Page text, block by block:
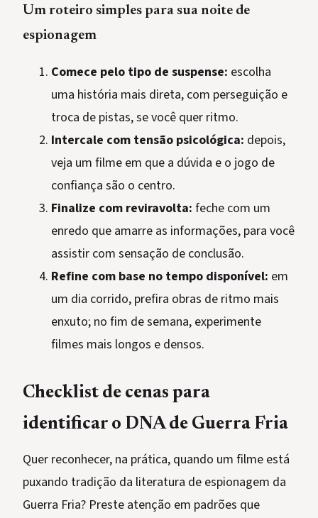
Um roteiro simples para sua noite de
espionagem
Comece pelo tipo de suspense: escolha
uma história mais direta, com perseguição e
troca de pistas, se você quer ritmo.
Intercale com tensão psicológica: depois,
veja um filme em que a dúvida e o jogo de
confiança são o centro.
Finalize com reviravolta: feche com um
enredo que amarre as informações, para você
assistir com sensação de conclusão.
Refine com base no tempo disponível: em
um dia corrido, prefira obras de ritmo mais
enxuto; no fim de semana, experimente
filmes mais longos e densos.
Checklist de cenas para
identificar o DNA de Guerra Fria
Quer reconhecer, na prática, quando um filme está
puxando tradição da literatura de espionagem da
Guerra Fria? Preste atenção em padrões que